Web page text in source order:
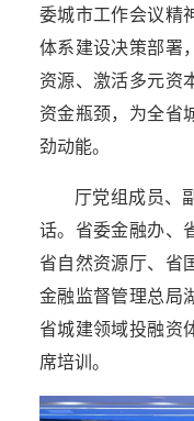
委城市工作会议精
体系建设决策部署
资源、激活多元资
资金瓶颈，为全省
劲动能。
厅党组成员、
话。省委金融办、
省自然资源厅、省
金融监督管理总局
省城建领域投融资
席培训。